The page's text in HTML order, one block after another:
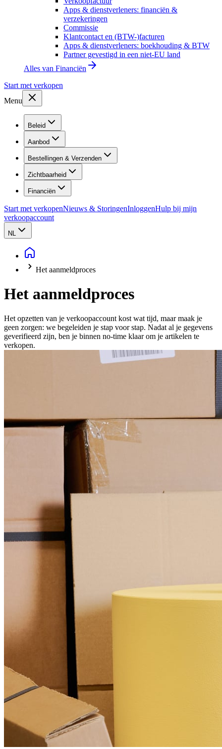
Apps & dienstverleners: financiën &
verzekeringen
Commissie
Klantcontact en (BTW-)facturen
Apps & dienstverleners: boekhouding & BTW
Partner gevestigd in een niet-EU land
Alles van Financiën
Start met verkopen
Menu
Beleid
Aanbod
Bestellingen & Verzenden
Zichtbaarheid
Financiën
Start met verkopenNieuws & StoringenInloggenHulp bij mijn
verkoopaccount
NL
Het aanmeldproces
Het aanmeldproces
Het opzetten van je verkoopaccount kost wat tijd, maar maak je
geen zorgen: we begeleiden je stap voor stap. Nadat al je gegevens
geverifieerd zijn, ben je binnen no-time klaar om je artikelen te
verkopen.